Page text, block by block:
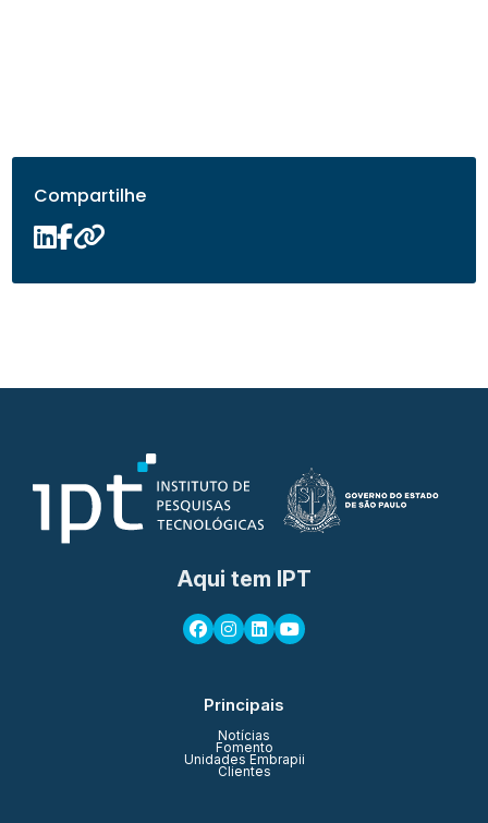
Compartilhe
Aqui tem IPT
Principais
Notícias
Fomento
Unidades Embrapii
Clientes